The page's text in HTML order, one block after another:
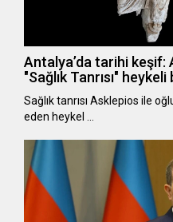
Antalya’da tarihi keşif:
"Sağlık Tanrısı"
Sağlık tanrısı Asklepios ile
eden heykel …